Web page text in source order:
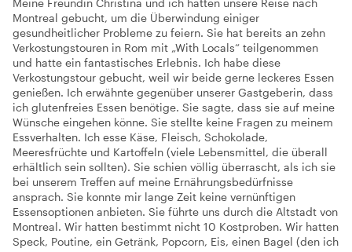
Montreal gebucht, um die Überwindung einiger
gesundheitlicher Probleme zu feiern. Sie hat bereits an zehn
Verkostungstouren in Rom mit „With Locals“ teilgenommen
und hatte ein fantastisches Erlebnis. Ich habe diese
Verkostungstour gebucht, weil wir beide gerne leckeres Essen
genießen. Ich erwähnte gegenüber unserer Gastgeberin, dass
ich glutenfreies Essen benötige. Sie sagte, dass sie auf meine
Wünsche eingehen könne. Sie stellte keine Fragen zu meinem
Essverhalten. Ich esse Käse, Fleisch, Schokolade,
Meeresfrüchte und Kartoffeln (viele Lebensmittel, die überall
erhältlich sein sollten). Sie schien völlig überrascht, als ich sie
bei unserem Treffen auf meine Ernährungsbedürfnisse
ansprach. Sie konnte mir lange Zeit keine vernünftigen
Essensoptionen anbieten. Sie führte uns durch die Altstadt von
Montreal. Wir hatten bestimmt nicht 10 Kostproben. Wir hatten
Speck, Poutine, ein Getränk, Popcorn, Eis, einen Bagel (den ich